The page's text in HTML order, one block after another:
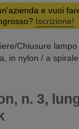
e vuoi
Iscrizione!
Chiusure lampo
in nylon / a
n. 3,